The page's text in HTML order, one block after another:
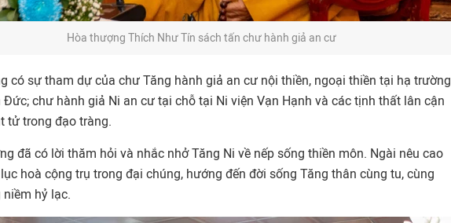
Hòa thượng Thích Như Tín sách tấn chư hành giả an cư
có sự tham dự của chư Tăng hành giả an cư nội thiền, ngoại thiền tại hạ trường
Đức; chư hành giả Ni an cư tại chỗ tại Ni viện Vạn Hạnh và các tịnh thất lân cận
tử trong đạo tràng.
đã có lời thăm hỏi và nhắc nhở Tăng Ni về nếp sống thiền môn. Ngài nêu cao
hoà cộng trụ trong đại chúng, hướng đến đời sống Tăng thân cùng tu, cùng
niềm hỷ lạc.